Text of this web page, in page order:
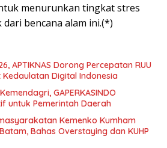
menurunkan tingkat stres
bencana alam ini.(*)
APTIKNAS Dorong Percepatan RUU
Digital Indonesia
GAPERKASINDO
untuk Pemerintah Daerah
Kemenko Kumham
Bahas Overstaying dan KUHP